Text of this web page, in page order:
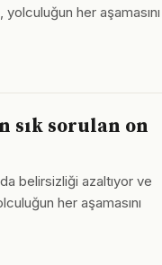
yolculuğun her aşamasını
sık sorulan on
belirsizliği azaltıyor ve
her aşamasını